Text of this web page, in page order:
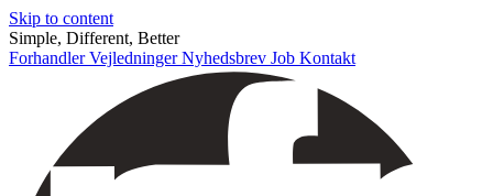
Skip to content
Simple, Different, Better
ForhandlerVejledningerNyhedsbrev Job Kontakt